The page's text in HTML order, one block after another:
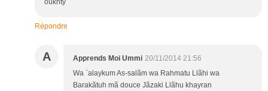
oukhty
Répondre
A Apprends Moi Ummi 20/11/2014 21:56
Wa `alaykum As-salãm wa Rahmatu Llãhi wa
Barakãtuh mã douce Jãzaki Llãhu khayran